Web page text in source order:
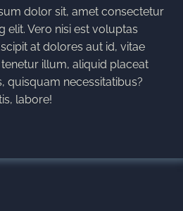
dolor sit, amet consectetur
elit. Vero nisi est voluptas
at dolores aut id, vitae
illum, aliquid placeat
quisquam necessitatibus?
labore!